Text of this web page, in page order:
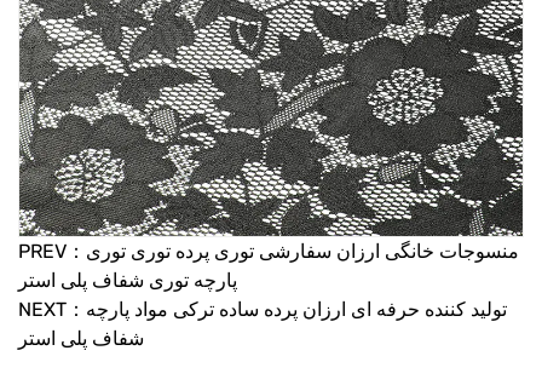
PREV：منسوجات خانگی ارزان سفارشی توری پرده توری توری
پارچه توری شفاف پلی استر
NEXT：تولید کننده حرفه ای ارزان پرده ساده ترکی مواد پارچه
شفاف پلی استر